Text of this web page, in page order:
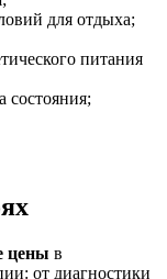
для отдыха;
питания
состояния;
цены в
от диагностики